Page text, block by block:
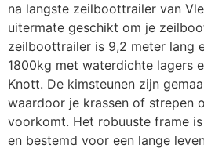
na langste zeilboottrailer van
uitermate geschikt om je
zeilboottrailer is 9,2 meter lang
1800kg met waterdichte lagers
Knott. De kimsteunen zijn
waardoor je krassen of strepen
voorkomt. Het robuuste frame
en bestemd voor een lange